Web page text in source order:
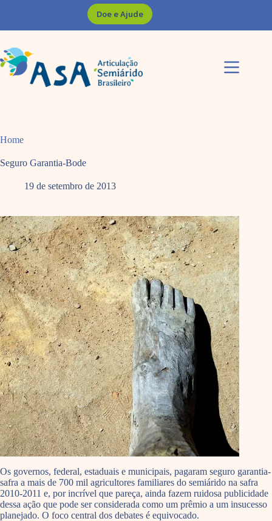
Doe e Ajude
Home
Seguro Garantia-Bode
19 de setembro de 2013
Os governos, federal, estaduais e municipais, pagaram seguro garantia-
safra a mais de 700 mil agricultores familiares do semiárido na safra
2010-2011 e, por incrível que pareça, ainda fazem ruidosa publicidade
dessa ação que pode ser considerada como um prêmio a um insucesso
planejado. O foco central dos debates é equivocado.